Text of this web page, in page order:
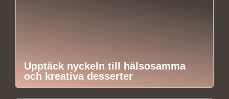
Upptäck nyckeln till hälsosamma
och kreativa desserter